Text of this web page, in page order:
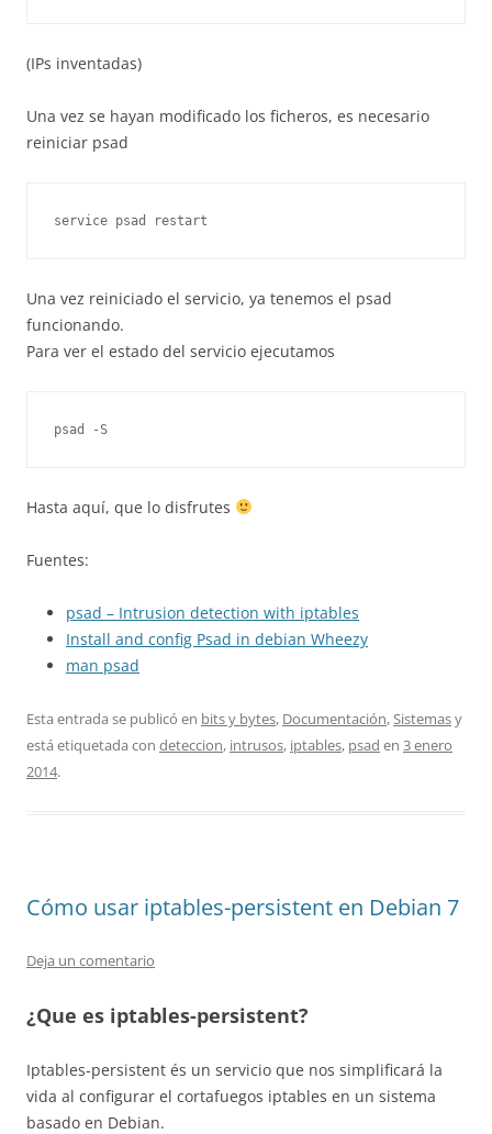
(IPs inventadas)
Una vez se hayan modificado los ficheros, es necesario
reiniciar psad
Una vez reiniciado el servicio, ya tenemos el psad
funcionando.
Para ver el estado del servicio ejecutamos
psad -S
Hasta aquí, que lo disfrutes
Fuentes:
psad – Intrusion detection with iptables
Install and config Psad in debian Wheezy
man psad
Esta entrada se publicó en bits y bytes, Documentación,Sistemasy
está etiquetada con deteccion, intrusos, iptables, psad en 3 enero
2014.
Cómo usar iptables-persistent en Debian 7
Deja un comentario
¿Que es iptables-persistent?
Iptables-persistent és un servicio que nos simplificará la
vida al configurar el cortafuegos iptables en un sistema
basado en Debian.